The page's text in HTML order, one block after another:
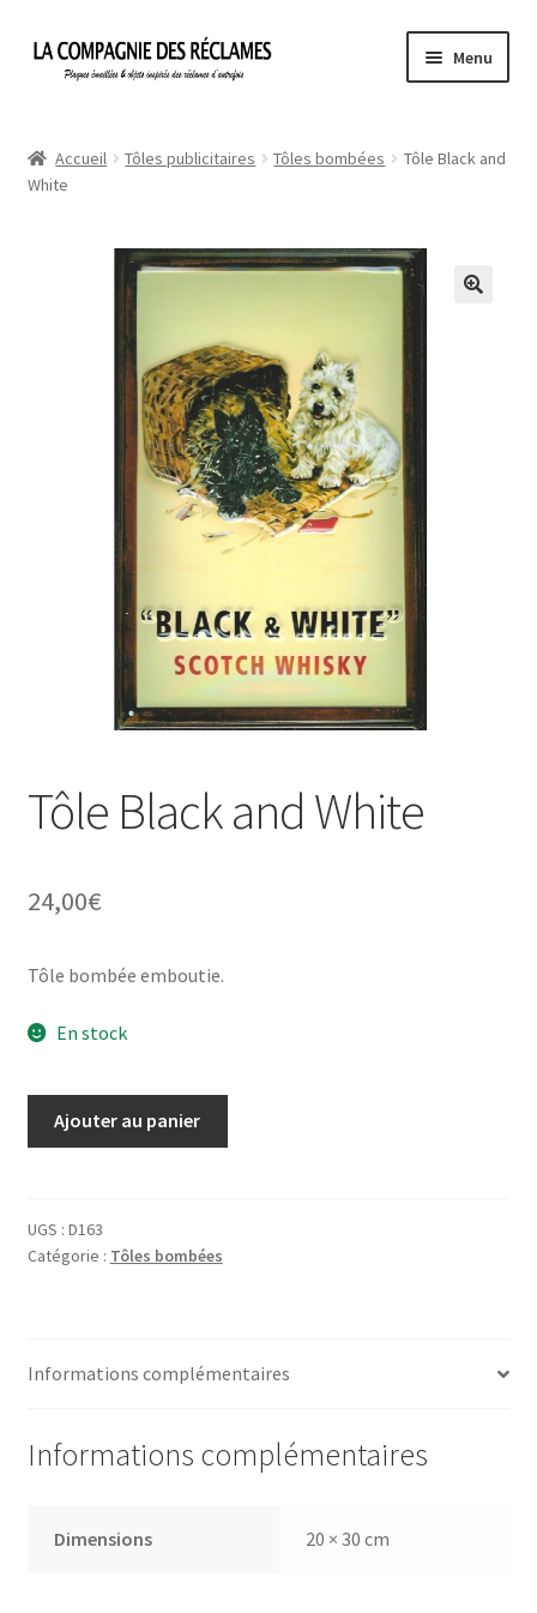
Aller
Aller
Menu
À propos de La Compagnie des Réclames
Informations légales
Ma Commande
Mon compte
Politique de confidentialité
Une histoire de plaques émaillées
Accueil Tôles publicitaires Tôles bombées
Tôle Black and
White
Tôle Black and White
24,00€
Tôle bombée emboutie.
En stock
and
White
Ajouter au panier
UGS : D163
Catégorie : Tôles bombées
Informations complémentaires
Informations complémentaires
Dimensions 20 × 30 cm